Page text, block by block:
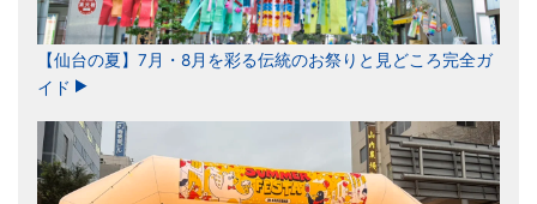
【仙台の夏】7月・8月を彩る伝統のお祭りと見どころ完全ガ
イド